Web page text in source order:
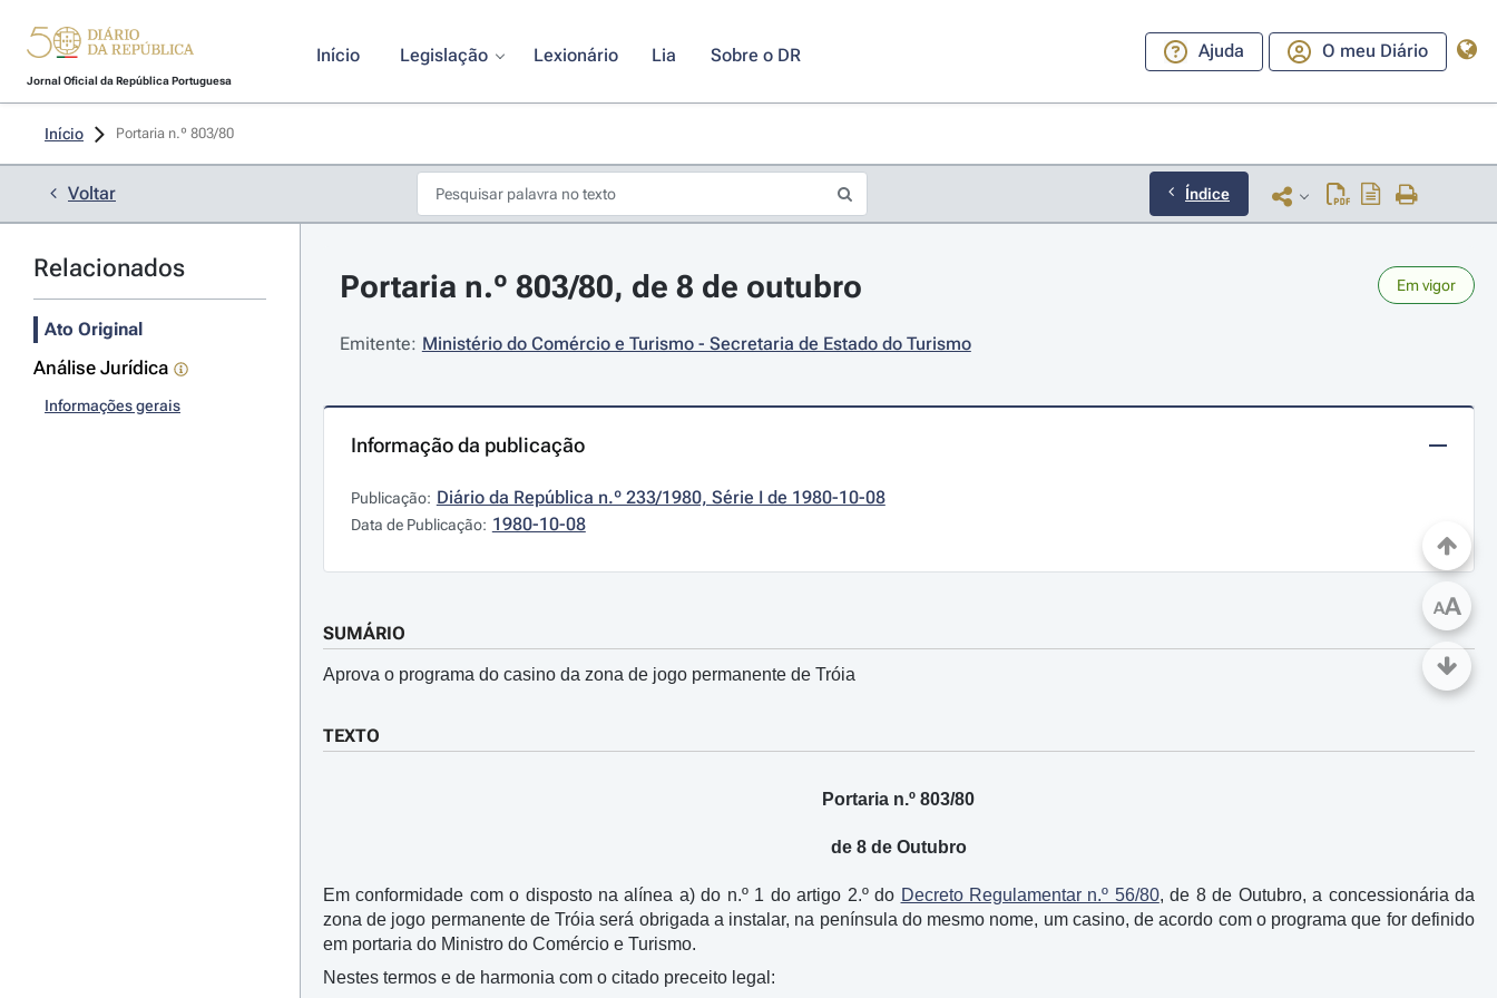
Jornal Oficial da República Portuguesa
Início Legislação Lexionário Lia Sobre o DR Ajuda O meu Diário
Início Portaria n.º 803/80
Voltar Índice
Relacionados
Ato Original
Análise Jurídica
Informações gerais
Portaria n.º 803/80, de 8 de outubro Em vigor
Emitente: Ministério do Comércio e Turismo - Secretaria de Estado do Turismo
Informação da publicação
Publicação: Diário da República n.º 233/1980, Série I de 1980-10-08
Data de Publicação: 1980-10-08
SUMÁRIO
Aprova o programa do casino da zona de jogo permanente de Tróia
TEXTO
Portaria n.º 803/80
de 8 de Outubro
Em conformidade com o disposto na alínea a) do n.º 1 do artigo 2.º do Decreto Regulamentar n.º 56/80, de 8 de Outubro, a concessionária da
zona de jogo permanente de Tróia será obrigada a instalar, na península do mesmo nome, um casino, de acordo com o programa que for definido
em portaria do Ministro do Comércio e Turismo.
Nestes termos e de harmonia com o citado preceito legal:
AA